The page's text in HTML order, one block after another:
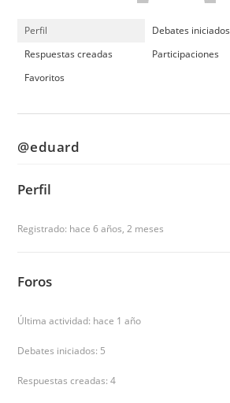
Perfil
Debates iniciados
Respuestas creadas
Participaciones
Favoritos
@eduard
Perfil
Registrado: hace 6 años, 2 meses
Foros
Última actividad: hace 1 año
Debates iniciados: 5
Respuestas creadas: 4